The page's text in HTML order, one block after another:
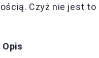
Czyż nie jest to
Opis